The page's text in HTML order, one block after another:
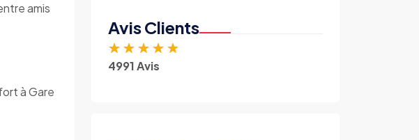
amis
à Gare
Avis Clients
★ ★ ★ ★ ★
4991 Avis